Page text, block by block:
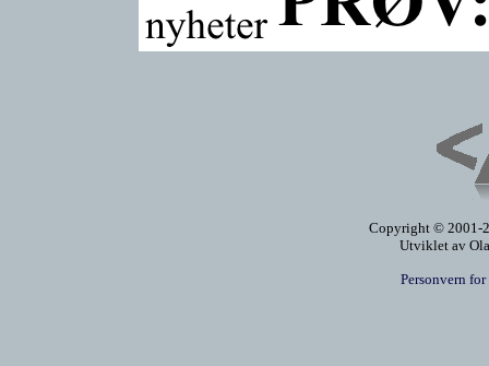
Copyright © 2001-
Utviklet av
Personvern